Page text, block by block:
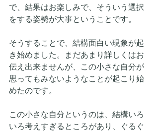
で、結果はお楽しみで、そういう選択
をする姿勢が大事ということです。
そうすることで、結構面白い現象が起
き始めました。まだあまり詳しくはお
伝え出来ませんが、この小さな自分が
思ってもみないようなことが起こり始
めたのです。
この小さな自分というのは、結構いろ
いろ考えすぎるところがあり、ぐるぐ